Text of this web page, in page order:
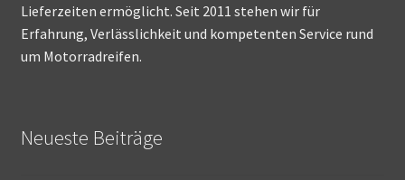
Lieferzeiten ermöglicht. Seit 2011 stehen wir für
Erfahrung, Verlässlichkeit und kompetenten Service rund
um Motorradreifen.
Neueste Beiträge